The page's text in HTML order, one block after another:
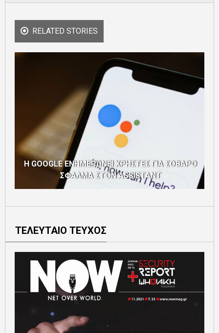
RELATED STORIES
Η GOOGLE ΕΝΗΜΕΡΩΝΕΙ ΧΡΗΣΤΕΣ ΓΙΑ ΣΟΒΑΡΟ
ΣΦΑΛΜΑ ΣΤΟΝ ASSISTANT
ΤΕΛΕΥΤΑΙΟ ΤΕΥΧΟΣ